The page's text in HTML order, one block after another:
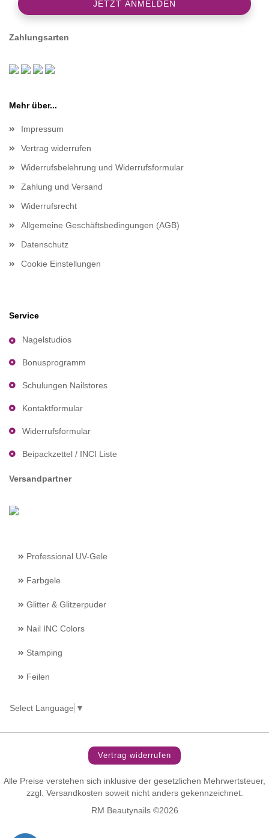
Zahlungsarten
Mehr über...
Impressum
Vertrag widerrufen
Widerrufsbelehrung und Widerrufsformular
Zahlung und Versand
Widerrufsrecht
Allgemeine Geschäftsbedingungen (AGB)
Datenschutz
Cookie Einstellungen
Service
Nagelstudios
Bonusprogramm
Schulungen Nailstores
Kontaktformular
Widerrufsformular
Beipackzettel / INCI Liste
Versandpartner
Professional UV-Gele
Farbgele
Glitter & Glitzerpuder
Nail INC Colors
Stamping
Feilen
Select Language ▼
Vertrag widerrufen
Alle Preise verstehen sich inklusive der gesetzlichen Mehrwertsteuer,
zzgl. Versandkosten soweit nicht anders gekennzeichnet.
RM Beautynails ©2026